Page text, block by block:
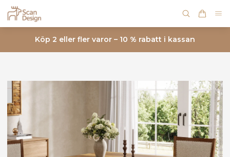
Köp 2 eller fler varor – 10 % rabatt i kassan